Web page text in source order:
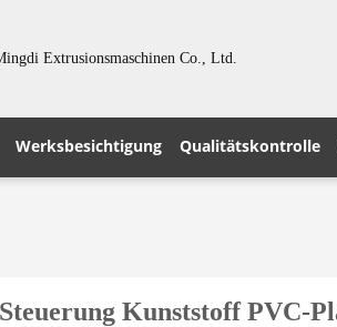
Extrusionsmaschinen Co., Ltd.
Werksbesichtigung Qualitätskontrolle
Kunststoff